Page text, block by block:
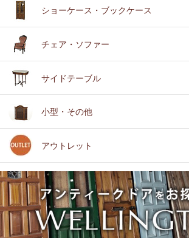
ショーケース・ブックケース
チェア・ソファー
サイドテーブル
小型・その他
アウトレット